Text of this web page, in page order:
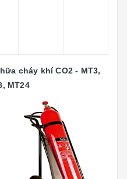
cháy khí CO2 - MT3,
MT24